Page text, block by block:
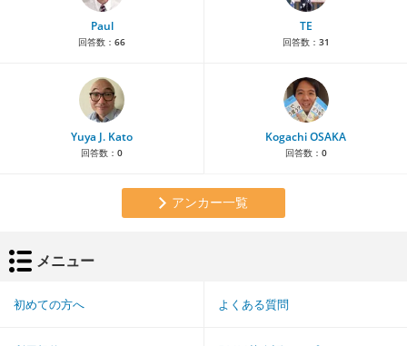
Paul
回答数： 66
TE
回答数： 31
Yuya J. Kato
回答数： 0
Kogachi OSAKA
回答数： 0
アンカー一覧
メニュー
初めての方へ よくある質問